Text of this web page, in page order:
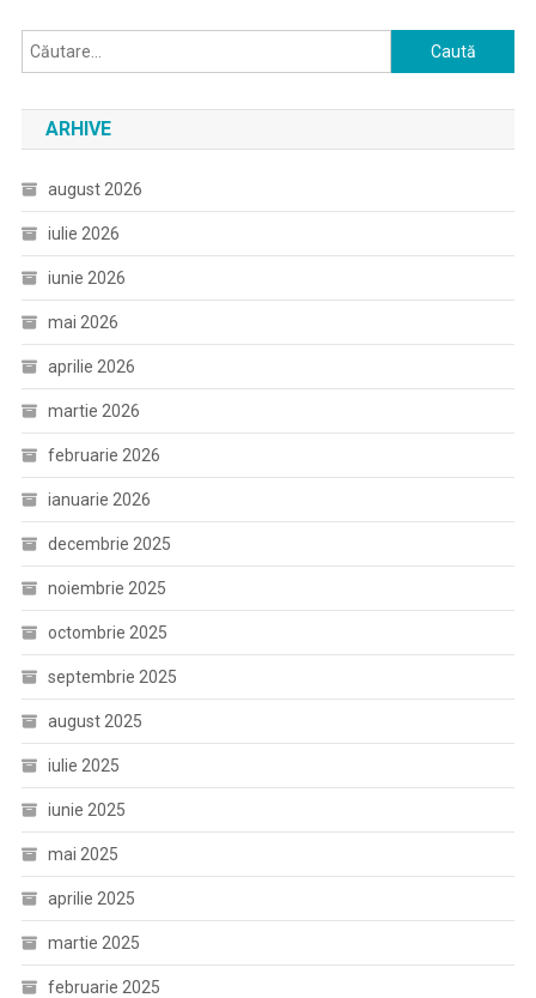
Caută
după:
ARHIVE
august 2026
iulie 2026
iunie 2026
mai 2026
aprilie 2026
martie 2026
februarie 2026
ianuarie 2026
decembrie 2025
noiembrie 2025
octombrie 2025
septembrie 2025
august 2025
iulie 2025
iunie 2025
mai 2025
aprilie 2025
martie 2025
februarie 2025